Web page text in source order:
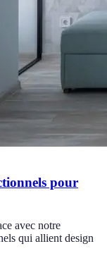
pour
avec notre
qui allient design